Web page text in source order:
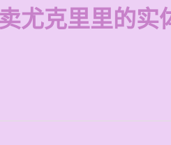
尤克里里的实